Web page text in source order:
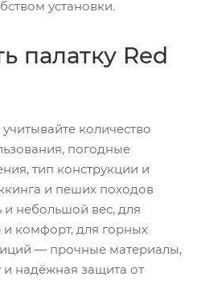
установки.
палатку Red
количество
погодные
тип конструкции и
и пеших походов
небольшой вес, для
комфорт, для горных
— прочные материалы,
и надёжная защита от